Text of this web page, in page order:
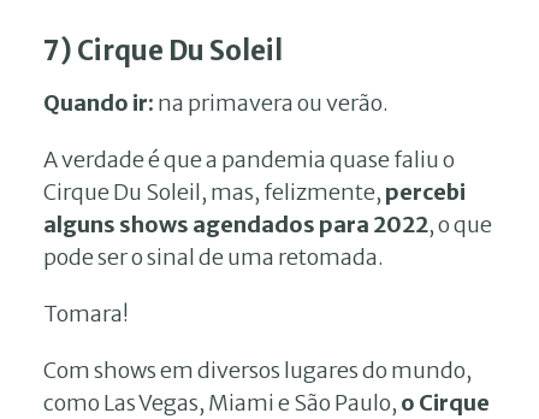
7) Cirque Du Soleil
Quando ir: na primavera ou verão.
A verdade é que a pandemia quase faliu o
Cirque Du Soleil, mas, felizmente, percebi
alguns shows agendados para 2022, o que
pode ser o sinal de uma retomada.
Tomara!
Com shows em diversos lugares do mundo,
como Las Vegas, Miami e São Paulo, o Cirque